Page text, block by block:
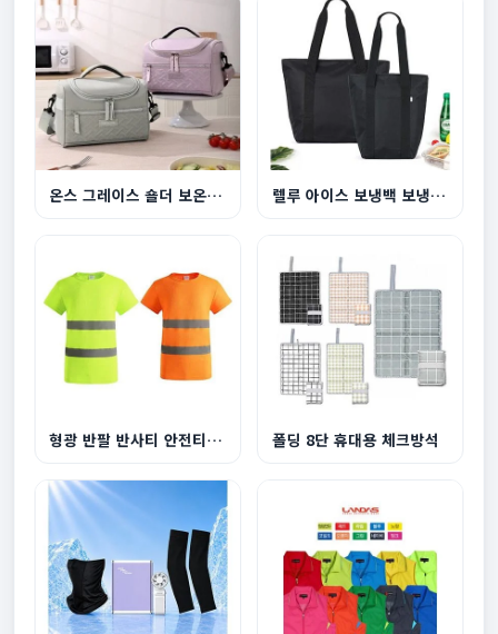
온스 그레이스 숄더 보온 보냉백 렐루 아이스 보냉백 보냉가방 대형 소형
형광 반팔 반사티 안전티 작업티 안전조끼 폴딩 8단 휴대용 체크방석